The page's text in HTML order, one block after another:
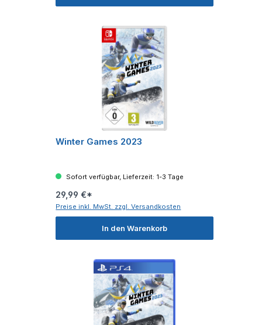
Winter Games 2023
Sofort verfügbar, Lieferzeit: 1-3 Tage
29,99 €*
Preise inkl. MwSt. zzgl. Versandkosten
In den Warenkorb